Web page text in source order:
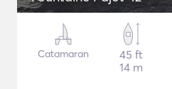
Catamaran
45 ft
14 m